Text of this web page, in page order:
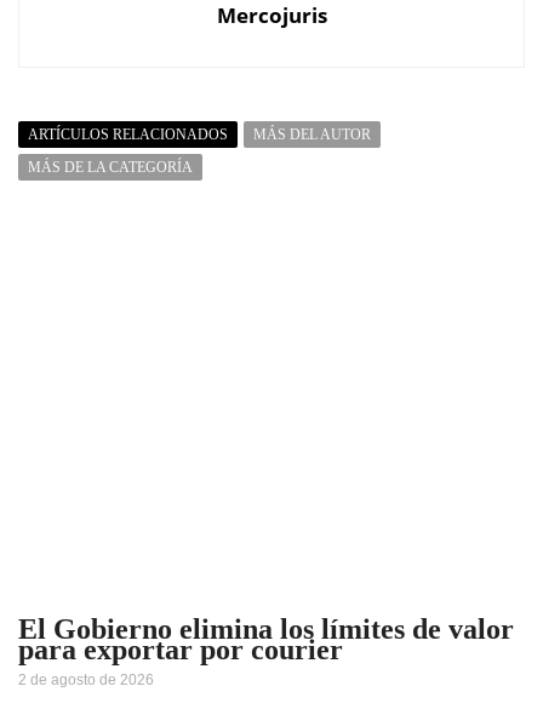
Mercojuris
ARTÍCULOS RELACIONADOS
MÁS DEL AUTOR
MÁS DE LA CATEGORÍA
El Gobierno elimina los límites de valor
para exportar por courier
2 de agosto de 2026